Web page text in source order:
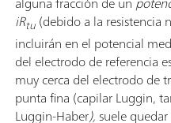
iRtu (debido a la resistencia
incluirán en el potencial
del electrodo de referencia
muy cerca del electrodo de
punta fina (capilar Luggin,
Luggin-Haber),suele